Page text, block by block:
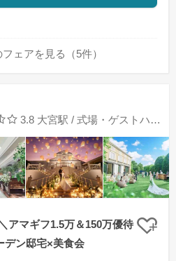
フェアを 見る（5件）
口コミ評価
3.8 大宮駅 / 式場・ゲストハウス
アマギフ1.5万＆150万優待
デン邸宅×美食会
クリ